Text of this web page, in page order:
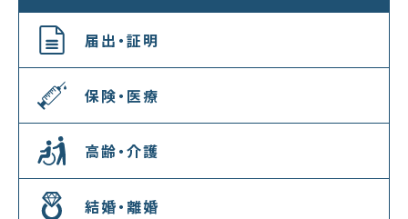
届出・証明
保険・医療
高齢・介護
結婚・離婚